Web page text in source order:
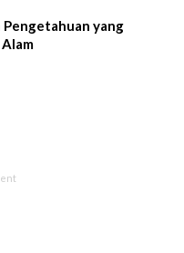
Pengetahuan yang